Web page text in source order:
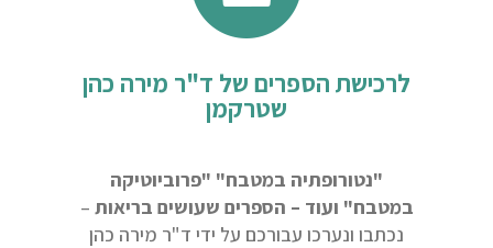
לרכישת הספרים של ד"ר מירה כהן
שטרקמן
"נטורופתיה במטבח" "פרוביוטיקה
במטבח" ועוד – הספרים שעושים בריאות –
נכתבו ונערכו עבורכם על ידי ד"ר מירה כהן